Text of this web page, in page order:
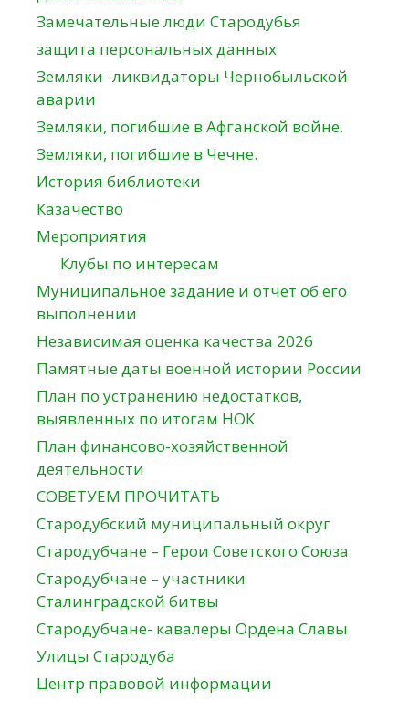
Замечательные люди Стародубья
защита персональных данных
Земляки -ликвидаторы Чернобыльской
аварии
Земляки, погибшие в Афганской войне.
Земляки, погибшие в Чечне.
История библиотеки
Казачество
Мероприятия
Клубы по интересам
Муниципальное задание и отчет об его
выполнении
Независимая оценка качества 2026
Памятные даты военной истории России
План по устранению недостатков,
выявленных по итогам НОК
План финансово-хозяйственной
деятельности
СОВЕТУЕМ ПРОЧИТАТЬ
Стародубский муниципальный округ
Стародубчане – Герои Советского Союза
Стародубчане – участники
Сталинградской битвы
Стародубчане- кавалеры Ордена Славы
Улицы Стародуба
Центр правовой информации